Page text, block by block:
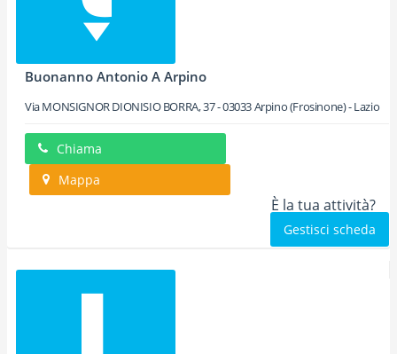
Buonanno Antonio A Arpino
Via MONSIGNOR DIONISIO BORRA, 37-03033Arpino(Frosinone) -Lazio
Chiama
Mappa
È la tua attività?
Gestisci scheda